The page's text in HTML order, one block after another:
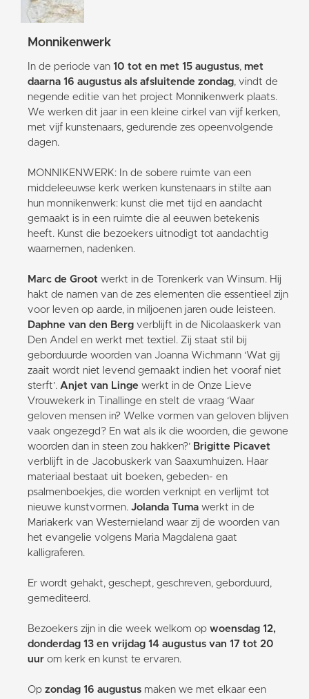
Monnikenwerk
In de periode van 10 tot en met 15 augustus, met
daarna 16 augustus als afsluitende zondag, vindt de
negende editie van het project Monnikenwerk plaats.
We werken dit jaar in een kleine cirkel van vijf kerken,
met vijf kunstenaars, gedurende zes opeenvolgende
dagen.
MONNIKENWERK: In de sobere ruimte van een
middeleeuwse kerk werken kunstenaars in stilte aan
hun monnikenwerk: kunst die met tijd en aandacht
gemaakt is in een ruimte die al eeuwen betekenis
heeft. Kunst die bezoekers uitnodigt tot aandachtig
waarnemen, nadenken.
Marc de Groot werkt in de Torenkerk van Winsum. Hij
hakt de namen van de zes elementen die essentieel zijn
voor leven op aarde, in miljoenen jaren oude leisteen.
Daphne van den Berg verblijft in de Nicolaaskerk van
Den Andel en werkt met textiel. Zij staat stil bij
geborduurde woorden van Joanna Wichmann ‘Wat gij
zaait wordt niet levend gemaakt indien het vooraf niet
sterft’. Anjet van Linge werkt in de Onze Lieve
Vrouwekerk in Tinallinge en stelt de vraag ‘Waar
geloven mensen in? Welke vormen van geloven blijven
vaak ongezegd? En wat als ik die woorden, die gewone
woorden dan in steen zou hakken?’ Brigitte Picavet
verblijft in de Jacobuskerk van Saaxumhuizen. Haar
materiaal bestaat uit boeken, gebeden- en
psalmenboekjes, die worden verknipt en verlijmt tot
nieuwe kunstvormen. Jolanda Tuma werkt in de
Mariakerk van Westernieland waar zij de woorden van
het evangelie volgens Maria Magdalena gaat
kalligraferen.
Er wordt gehakt, geschept, geschreven, geborduurd,
gemediteerd.
Bezoekers zijn in die week welkom op woensdag 12,
donderdag 13 en vrijdag 14 augustus van 17 tot 20
uur om kerk en kunst te ervaren.
Op zondag 16 augustus maken we met elkaar een